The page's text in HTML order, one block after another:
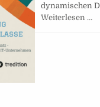
dynamischen
Weiterlesen …